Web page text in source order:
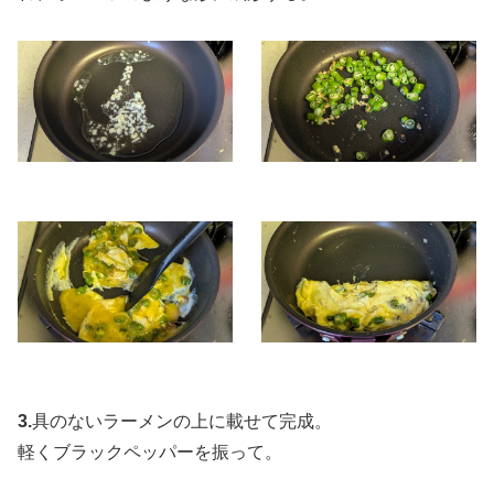
3.具のないラーメンの上に載せて完成。
軽くブラックペッパーを振って。